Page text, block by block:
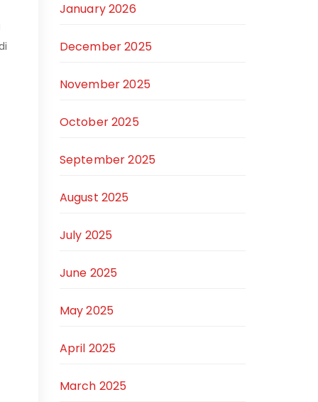
January 2026
December 2025
November 2025
October 2025
September 2025
August 2025
July 2025
June 2025
May 2025
April 2025
March 2025